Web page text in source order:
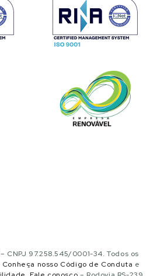
CNPJ 97.258.545/0001-34. Todos os
Conheça nosso Código de Conduta e